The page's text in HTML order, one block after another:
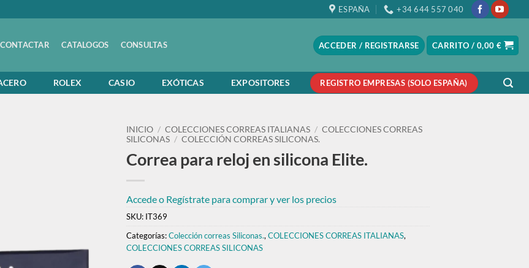
ESPAÑA +34 644 557 040
CONTACTAR CATALOGOS CONSULTAS ACCEDER / REGISTRARSE CARRITO / 0,00 €
ROLEX CASIO EXÓTICAS EXPOSITORES REGISTRO EMPRESAS (SOLO ESPAÑA)
INICIO / COLECCIONES CORREAS ITALIANAS / COLECCIONES CORREAS
SILICONAS / COLECCIÓN CORREAS SILICONAS.
Correa para reloj en silicona Elite.
Accede o Regístrate para comprar y ver los precios
SKU: IT369
Categorías:Colección correas Siliconas., COLECCIONES CORREAS ITALIANAS,
COLECCIONES CORREAS SILICONAS